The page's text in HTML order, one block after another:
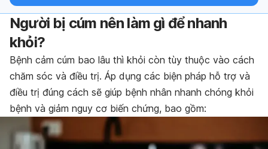
Người bị cúm nên làm gì để nhanh
khỏi?
Bệnh cảm cúm bao lâu thì khỏi còn tùy thuộc vào cách
chăm sóc và điều trị. Áp dụng các biện pháp hỗ trợ và
điều trị đúng cách sẽ giúp bệnh nhân nhanh chóng khỏi
bệnh và giảm nguy cơ biến chứng, bao gồm: